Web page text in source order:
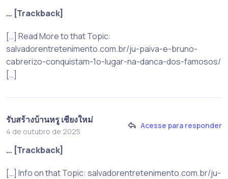
… [Trackback]
[…] Read More to that Topic:
salvadorentretenimento.com.br/ju-paiva-e-bruno-
cabrerizo-conquistam-1o-lugar-na-danca-dos-famosos/
[…]
รับสร้างบ้านหรู เชียงใหม่
4 de outubro de 2025
Acesse para responder
… [Trackback]
[…] Info on that Topic: salvadorentretenimento.com.br/ju-